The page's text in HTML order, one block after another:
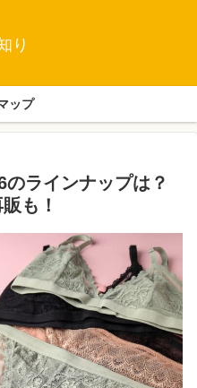
り
ップ
ラインナップは？
も！